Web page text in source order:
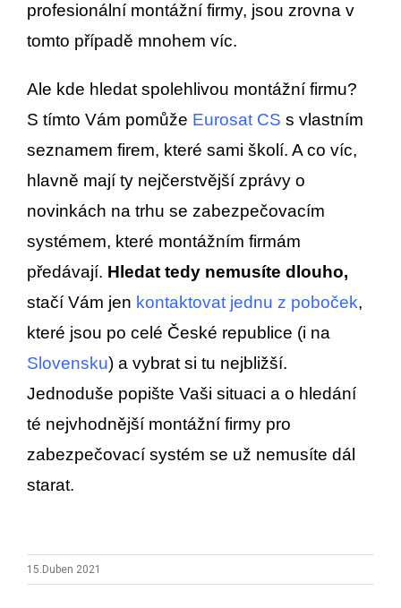
profesionální montážní firmy, jsou zrovna v
tomto případě mnohem víc.
Ale kde hledat spolehlivou montážní firmu?
S tímto Vám pomůže Eurosat CS s vlastním
seznamem firem, které sami školí. A co víc,
hlavně mají ty nejčerstvější zprávy o
novinkách na trhu se zabezpečovacím
systémem, které montážním firmám
předávají. Hledat tedy nemusíte dlouho,
stačí Vám jen kontaktovat jednu z poboček,
které jsou po celé České republice (i na
Slovensku) a vybrat si tu nejbližší.
Jednoduše popište Vaši situaci a o hledání
té nejvhodnější montážní firmy pro
zabezpečovací systém se už nemusíte dál
starat.
15.Duben 2021